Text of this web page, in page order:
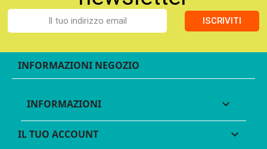
ISCRIVITI
INFORMAZIONI NEGOZIO
INFORMAZIONI 
IL TUO ACCOUNT 